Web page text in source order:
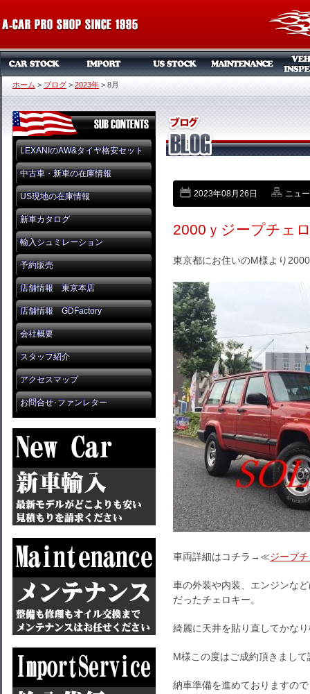
ホーム > ブログ > 2023年 > 8月
LEXANIのAW&タイヤ格安セット
中古車・新車の在庫情報
US現地の在庫情報
新車カタログ
輸入シュミレーション
予約販売
店舗情報 東京本店
店舗情報 GDFactory
会社概要
スタッフ紹介
アクセスマップ
お問合せ･ファンレター
2023年08月26日 ニュ
2000ｙジープチェ
東京都にお住いのM様より
車両詳細はコチラ→≪ジープ
車の外装や内装、エンジンな
だったチェロキー。
綺麗に天井を貼り直してかな
M様この度はご成約頂きまし
納車準備を進めておりますの